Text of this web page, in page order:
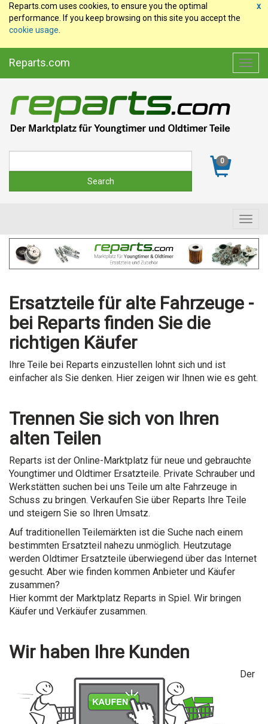
x
Reparts.com uses cookies, to ensure you the optimal
performance. If you keep browsing on this site you accept the
cookie usage
Reparts.com
0
Ersatzteile für alte Fahrzeuge -
bei Reparts finden Sie die
richtigen Käufer
Ihre Teile bei Reparts einzustellen lohnt sich und ist
einfacher als Sie denken. Hier zeigen wir Ihnen wie es geht.
Trennen Sie sich von Ihren
alten Teilen
Reparts ist der Online-Marktplatz für neue und gebrauchte
Youngtimer und Oldtimer Ersatzteile. Private Schrauber und
Werkstätten suchen bei uns Teile um alte Fahrzeuge in
Schuss zu bringen. Verkaufen Sie über Reparts Ihre Teile
und steigern Sie so Ihren Umsatz.
Auf traditionellen Teilemärkten ist die Suche nach einem
bestimmten Ersatzteil nahezu unmöglich. Heutzutage
werden Oldtimer Ersatzteile überwiegend über das Internet
gesucht. Aber wie finden kommen Anbieter und Käufer
zusammen?
Hier kommt der Marktplatz Reparts in Spiel. Wir bringen
Käufer und Verkäufer zusammen.
Wir haben Ihre Kunden
Der